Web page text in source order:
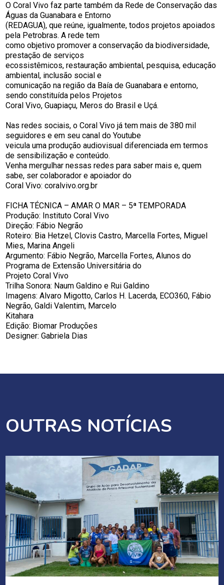
O Coral Vivo faz parte também da Rede de Conservação das
Águas da Guanabara e Entorno
(REDAGUA), que reúne, igualmente, todos projetos apoiados
pela Petrobras. A rede tem
como objetivo promover a conservação da biodiversidade,
prestação de serviços
ecossistêmicos, restauração ambiental, pesquisa, educação
ambiental, inclusão social e
comunicação na região da Baía de Guanabara e entorno,
sendo constituída pelos Projetos
Coral Vivo, Guapiaçu, Meros do Brasil e Uçá.
Nas redes sociais, o Coral Vivo já tem mais de 380 mil
seguidores e em seu canal do Youtube
veicula uma produção audiovisual diferenciada em termos
de sensibilização e conteúdo.
Venha mergulhar nessas redes para saber mais e, quem
sabe, ser colaborador e apoiador do
Coral Vivo: coralvivo.org.br
FICHA TÉCNICA – AMAR O MAR – 5ª TEMPORADA
Produção: Instituto Coral Vivo
Direção: Fábio Negrão
Roteiro: Bia Hetzel, Clovis Castro, Marcella Fortes, Miguel
Mies, Marina Angeli
Argumento: Fábio Negrão, Marcella Fortes, Alunos do
Programa de Extensão Universitária do
Projeto Coral Vivo
Trilha Sonora: Naum Galdino e Rui Galdino
Imagens: Alvaro Migotto, Carlos H. Lacerda, ECO360, Fábio
Negrão, Galdi Valentim, Marcelo
Kitahara
Edição: Biomar Produções
Designer: Gabriela Dias
OUTRAS NOTÍCIAS